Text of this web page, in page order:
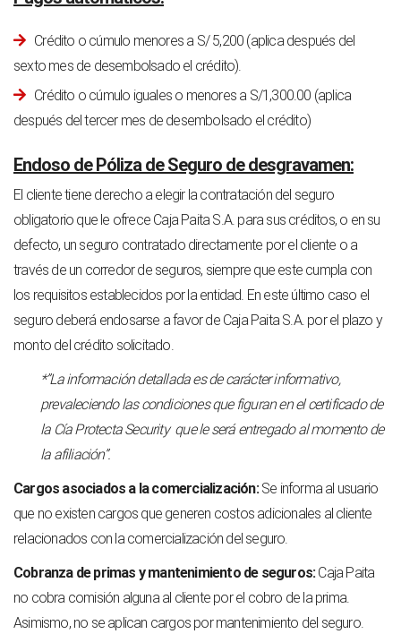
Crédito o cúmulo menores a S/ 5,200 (aplica después del
sexto mes de desembolsado el crédito).
Crédito o cúmulo iguales o menores a S/1,300.00 (aplica
después del tercer mes de desembolsado el crédito)
Endoso de Póliza de Seguro de desgravamen:
El cliente tiene derecho a elegir la contratación del seguro
obligatorio que le ofrece Caja Paita S.A. para sus créditos, o en su
defecto, un seguro contratado directamente por el cliente o a
través de un corredor de seguros, siempre que este cumpla con
los requisitos establecidos por la entidad. En este último caso el
seguro deberá endosarse a favor de Caja Paita S.A. por el plazo y
monto del crédito solicitado.
*”La información detallada es de carácter informativo,
prevaleciendo las condiciones que figuran en el certificado de
la Cía Protecta Security que le será entregado al momento de
la afiliación”.
Cargos asociados a la comercialización:Se informa al usuario
que no existen cargos que generen costos adicionales al cliente
relacionados con la comercialización del seguro.
Cobranza de primas y mantenimiento de seguros:Caja Paita
no cobra comisión alguna al cliente por el cobro de la prima.
Asimismo, no se aplican cargos por mantenimiento del seguro.